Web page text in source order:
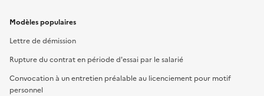
Modèles populaires
Lettre de démission
Rupture du contrat en période d'essai par le salarié
Convocation à un entretien préalable au licenciement pour motif
personnel